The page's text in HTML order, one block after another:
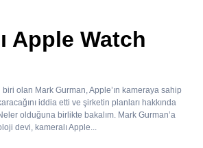
Apple Watch
olan Mark Gurman, Apple’ın kameraya sahip
iddia etti ve şirketin planları hakkında
olduğuna birlikte bakalım. Mark Gurman’a
devi, kameralı Apple...